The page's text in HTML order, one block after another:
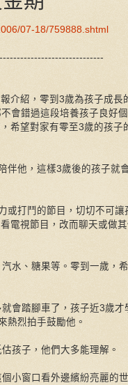
07-18/759888.shtml
紹，零到3歲為孩子成長
會錯過這段培養孩子良好
希望對家有零至3歲的孩子
他，這樣3歲後的孩子就
打鬥的節目，切切不可讓
電視節目，改而聊天或做
水、糖果等。零到一歲，
會踏腳車了，孩子近3歲才
熱烈拍手鼓勵他。
孩子，他們大多能理解。
小窗口看外邊繽紛亮麗的